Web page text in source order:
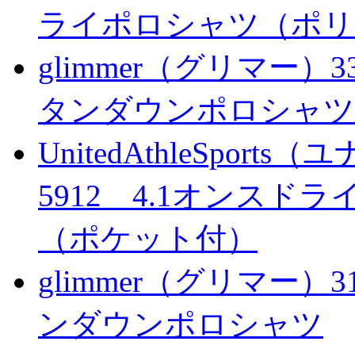
ライポロシャツ（ポ
glimmer（グリマー
タンダウンポロシャ
UnitedAthleSports（
5912 4.1オンスドラ
（ポケット付）
glimmer（グリマー
ンダウンポロシャツ